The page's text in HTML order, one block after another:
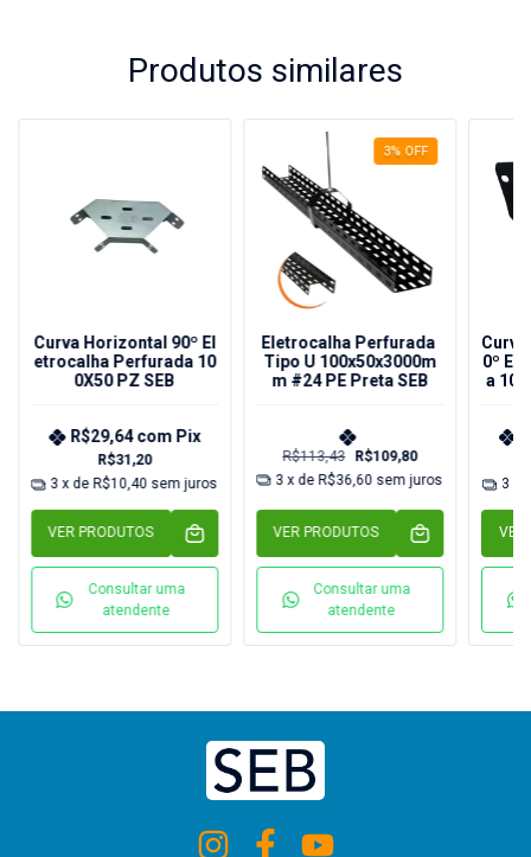
Produtos similares
Curva Horizontal 90º El
etrocalha Perfurada 10
0X50 PZ SEB
R$31,20
R$29,64com Pix
3 x de R$10,40 sem juros
VER PRODUTOS
Consultar uma
atendente
3% OFF
Eletrocalha Perfurada
Tipo U 100x50x3000m
m #24 PE Preta SEB
R$113,43
R$109,80
3 x de R$36,60 sem juros
VER PRODUTOS
Consultar uma
atendente
0º
a
3
VER